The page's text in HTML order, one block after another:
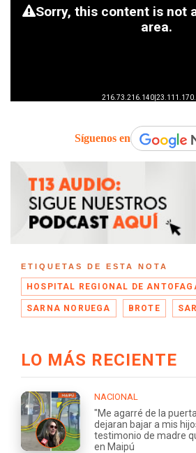
Síguenos en
ETIQUETAS DE ESTA NOTA
HOSPITAL REGIONAL DE
SARNA NORUEGA BROTE
LO MÁS RECIENTE
NACIONAL
"Me agarré de la
dejaran bajar a mis
testimonio de madre
en Maipú